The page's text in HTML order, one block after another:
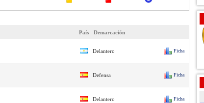
País Demarcación
Delantero Ficha
Defensa Ficha
Delantero Ficha